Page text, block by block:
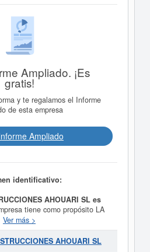
Ampliado. ¡Es
gratis!
y te regalamos el Informe
de esta empresa
Ampliado
identificativo:
AHOUARI SL es
tiene como propósito LA
REPARACION Y
Y OBRAS PUBLICAS,
DE TERRENOS,
Ver más >
AHOUARI SL